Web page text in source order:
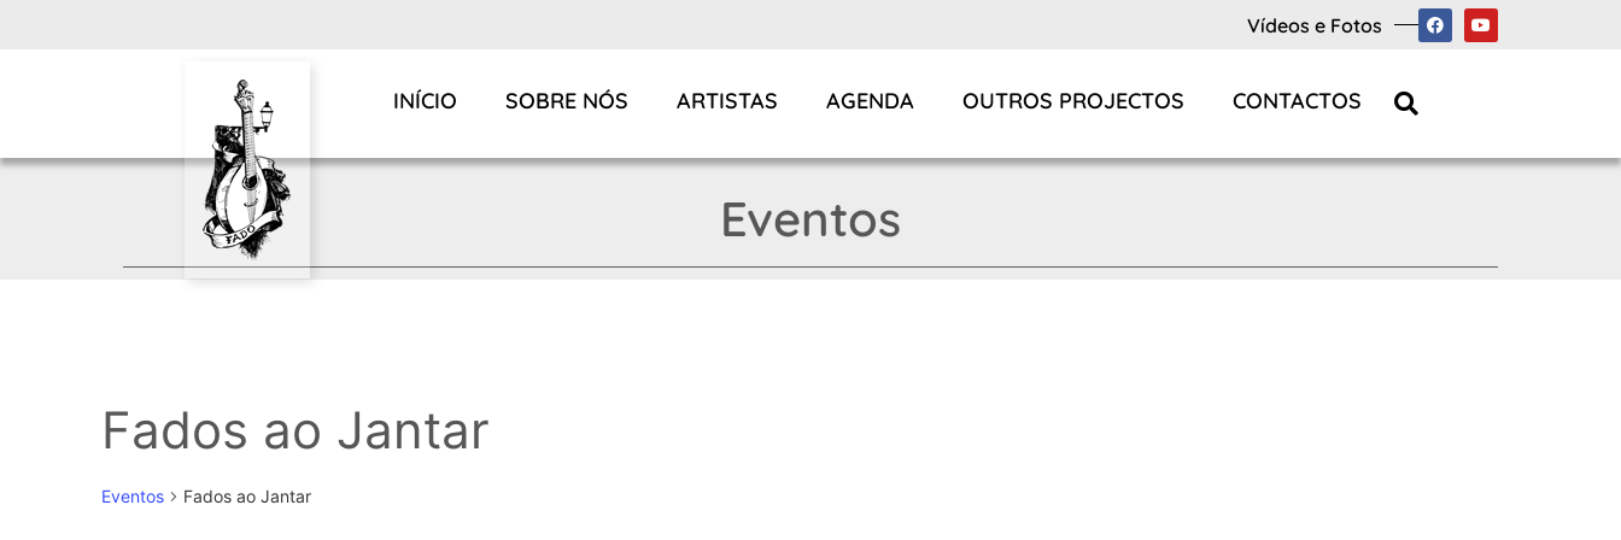
Vídeos e Fotos
INÍCIO SOBRE NÓS ARTISTAS AGENDA OUTROS PROJECTOS CONTACTOS
Eventos
Fados ao Jantar
Eventos Fados ao Jantar